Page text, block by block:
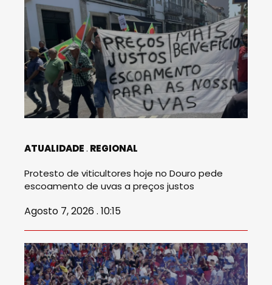
ATUALIDADE REGIONAL
Protesto de viticultores hoje no Douro pede
escoamento de uvas a preços justos
Agosto 7, 2026 . 10:15